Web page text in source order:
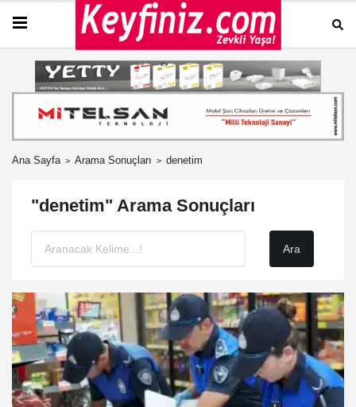
Ana Sayfa Arama Sonuçları denetim
"denetim" Arama Sonuçları